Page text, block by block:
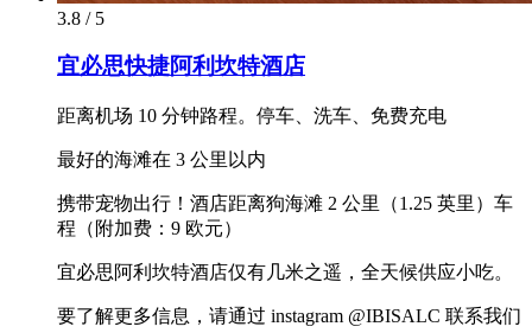
3.8 / 5
宜必思快捷阿利坎特酒店
距离机场 10 分钟路程。停车、洗车、免费充电
最好的海滩在 3 公里以内
携带宠物出行！酒店距离狗海滩 2 公里（1.25 英里）车
程（附加费：9 欧元）
宜必思阿利坎特酒店仅有几米之遥，全天候供应小吃。
要了解更多信息，请通过 instagram @IBISALC 联系我们